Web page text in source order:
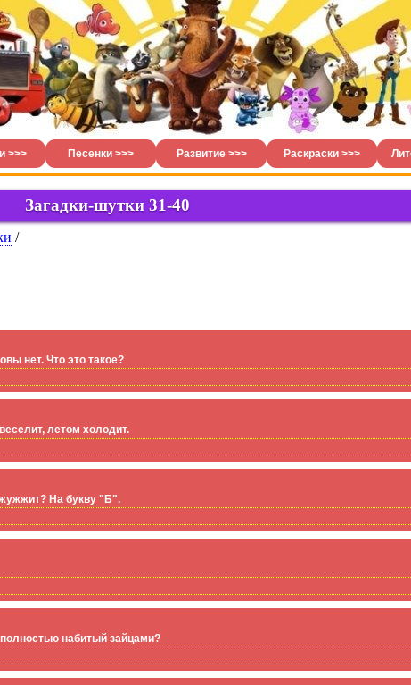
>>> Песенки >>> Развитие >>> Раскраски >>>
Загадки-шутки 31-40
/
нет. Что это такое?
летом холодит.
жужжит? На букву "Б".
набитый зайцами?